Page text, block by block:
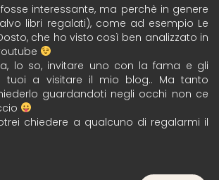
interessante, ma perchè in genere
libri regalati), come ad esempio Le
che ho visto così ben analizzato in
lo so, invitare uno con la fama e gli
tuoi a visitare il mio blog.. Ma tanto
guardandoti negli occhi non ce
chiedere a qualcuno di regalarmi il